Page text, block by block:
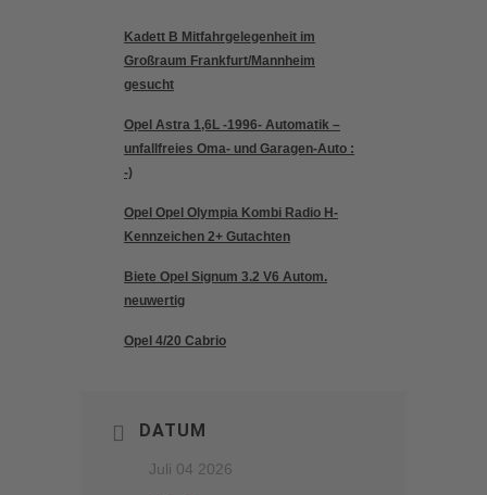
Kadett B Mitfahrgelegenheit im
Großraum Frankfurt/Mannheim
gesucht
Opel Astra 1,6L -1996- Automatik –
unfallfreies Oma- und Garagen-Auto :
-)
Opel Opel Olympia Kombi Radio H-
Kennzeichen 2+ Gutachten
Biete Opel Signum 3.2 V6 Autom.
neuwertig
Opel 4/20 Cabrio
DATUM
Juli 04 2026